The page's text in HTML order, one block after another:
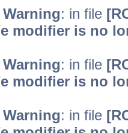
: in file
modifier is no
: in file
modifier is no
: in file